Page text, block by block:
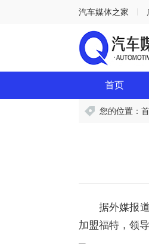
汽车媒体之家
意见反馈
首页
您的位置：
据外媒报
加盟福特，领